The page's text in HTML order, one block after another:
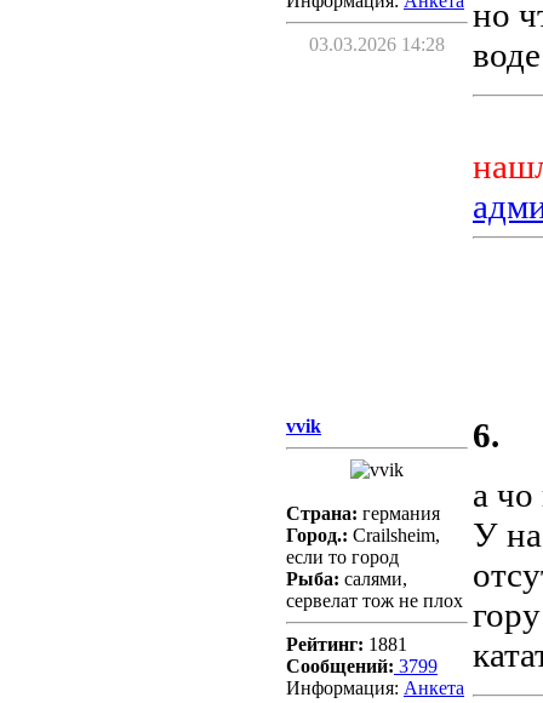
03.03.2026 14:28
но
vvik
Страна: германия
Город.: Crailsheim,
если то город
Рыба: салями,
сервелат тож не плох
Рейтинг: 1881
Сообщений: 3799
Информация: Aнкета
6.
а
У